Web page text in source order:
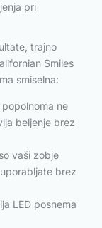
pri
trajno
Smiles
smiselna:
ne
beljenje brez
vaši zobje
brez
LED posnema